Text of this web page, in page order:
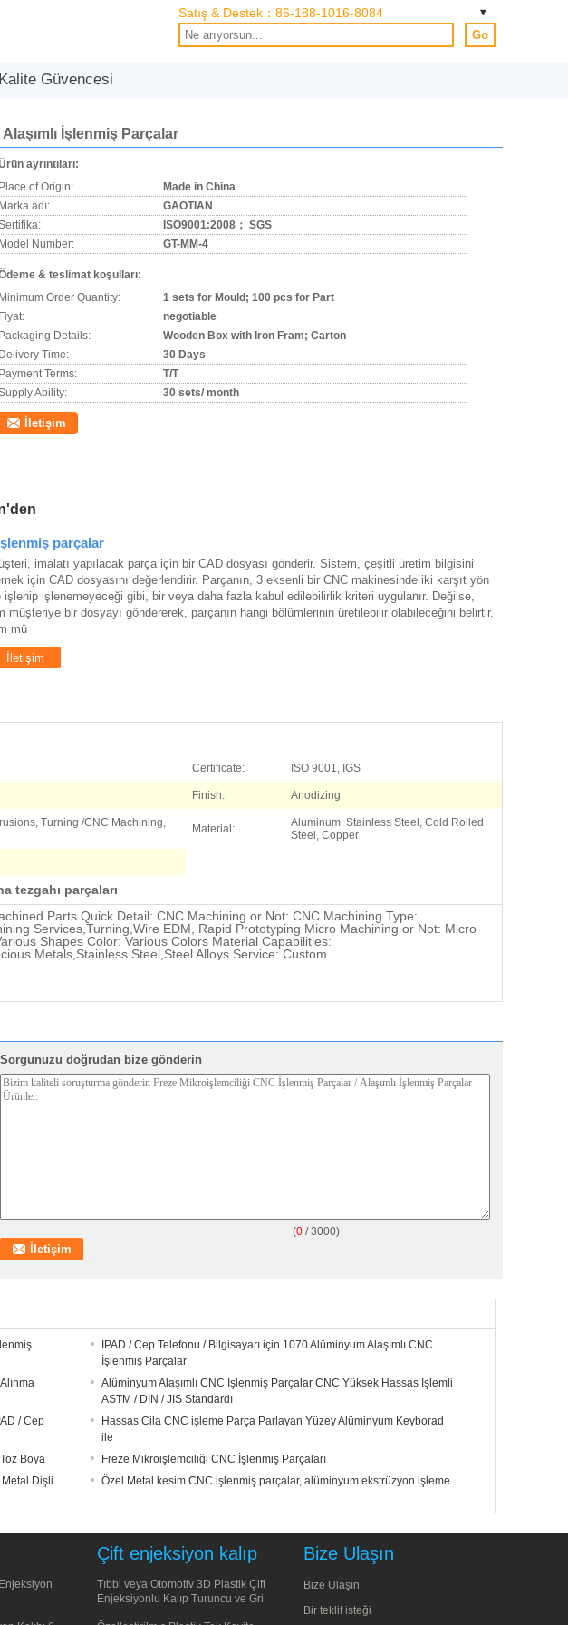
Satış & Destek： 86-188-1016-8084
Go
Kalite Güvencesi
İşlenmiş Parçalar
ayrıntıları:
Place of Origin:
Made in China
Marka adı:
GAOTIAN
ISO9001:2008； SGS
Model Number:
GT-MM-4
& teslimat koşulları:
Minimum Order Quantity:
1 sets for Mould; 100 pcs for Part
Fiyat:
negotiable
Packaging Details:
Wooden Box with Iron Fram; Carton
Delivery Time:
30 Days
Payment Terms:
T/T
Ability:
30 sets/ month
İletişim
parçalar
imalatı yapılacak parça için bir CAD dosyası gönderir. Sistem, çeşitli üretim bilgisini
için CAD dosyasını değerlendirir. Parçanın, 3 eksenli bir CNC makinesinde iki karşıt yön
işlenip işlenemeyeceği gibi, bir veya daha fazla kabul edilebilirlik kriteri uygulanır. Değilse,
müşteriye bir dosyayı göndererek, parçanın hangi bölümlerinin üretilebilir olabileceğini belirtir.
mü
İletişim
Certificate: ISO 9001, IGS
Finish: Anodizing
Turning /CNC Machining,
Material:
Aluminum, Stainless Steel, Cold Rolled
Steel, Copper
tezgahı parçaları
Parts Quick Detail: CNC Machining or Not: CNC Machining Type:
Services,Turning,Wire EDM, Rapid Prototyping Micro Machining or Not: Micro
Shapes Color: Various Colors Material Capabilities:
Metals,Stainless Steel,Steel Alloys Service: Custom
Sorgunuzu doğrudan bize gönderin
(0 / 3000)
IPAD / Cep Telefonu / Bilgisayarı için 1070 Alüminyum Alaşımlı CNC
İşlenmiş Parçalar
Alüminyum Alaşımlı CNC İşlenmiş Parçalar CNC Yüksek Hassas İşlemli
ASTM / DIN / JIS Standardı
/ Cep
Hassas Cila CNC işleme Parça Parlayan Yüzey Alüminyum Keyborad
ile
Boya
Freze Mikroişlemciliği CNC İşlenmiş Parçaları
Dişli
Özel Metal kesim CNC işlenmiş parçalar, alüminyum ekstrüzyon işleme
Çift enjeksiyon kalıp
Tıbbi veya Otomotiv 3D Plastik Çift
Enjeksiyonlu Kalıp Turuncu ve Gri
Bize Ulaşın
Bize Ulaşın
Bir teklif isteği